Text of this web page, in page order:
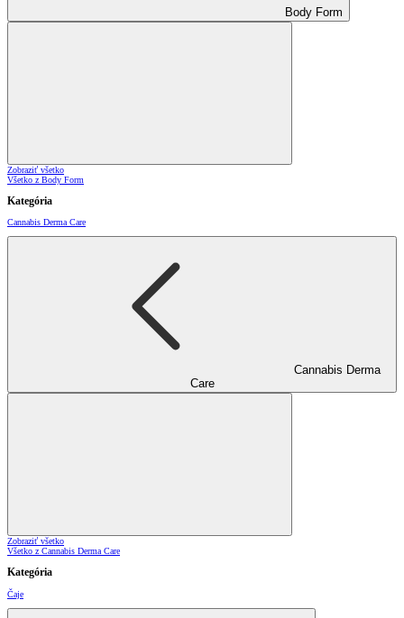
Body Form
Zobraziť všetko
Všetko z Body Form
Kategória
Cannabis Derma Care
Cannabis Derma
Care
Zobraziť všetko
Všetko z Cannabis Derma Care
Kategória
Čaje